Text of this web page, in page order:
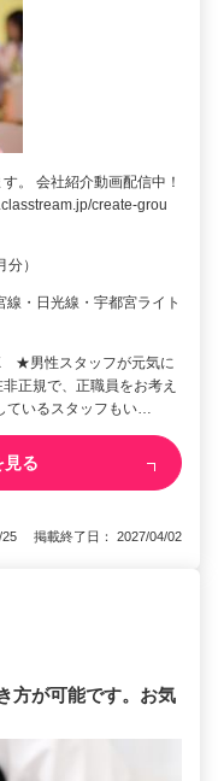
。 会社紹介動画配信中！
create-grou
）
・日光線・宇都宮ライト
★男性スタッフが元気に
正規で、正職員をお考え
いるスタッフもい…
見る
25 掲載終了日： 2027/04/02
方が可能です。お気